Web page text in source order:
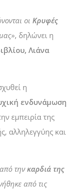
οι Κρυφές
, δηλώνει η
Λιάνα
η
ενδυνάμωση
εμπειρία της
αλληλεγγύης και
τηνκαρδιά της
από τις